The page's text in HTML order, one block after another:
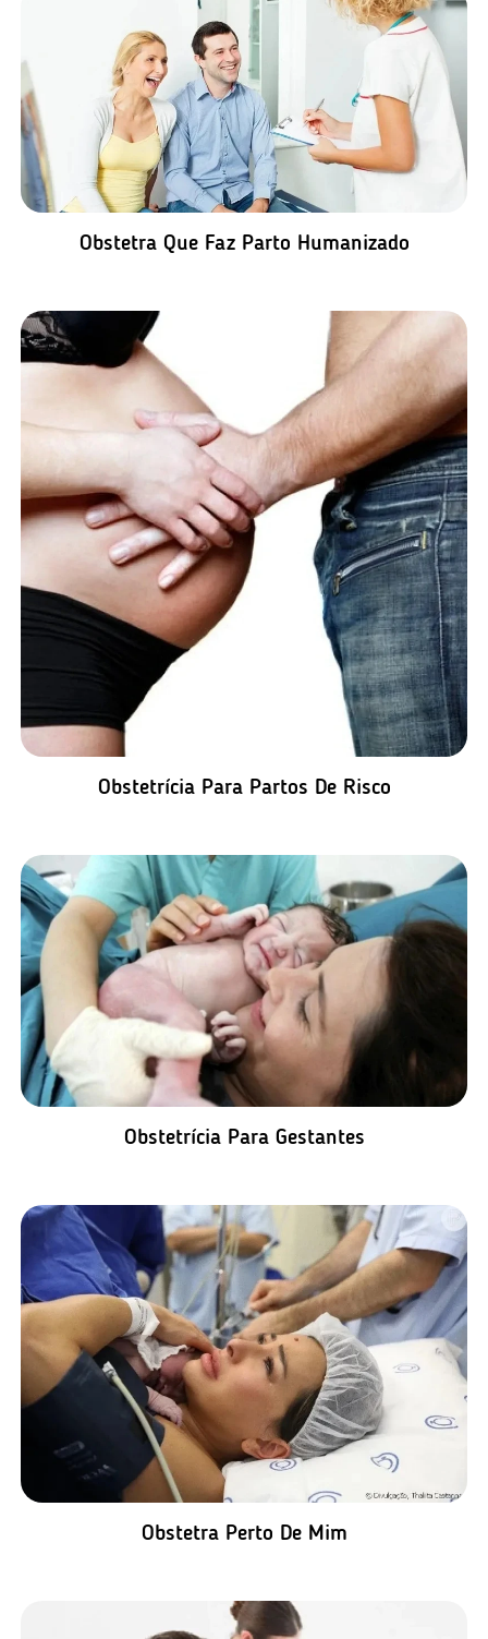
Obstetra Que Faz Parto Humanizado
Obstetrícia Para Partos De Risco
Obstetrícia Para Gestantes
Obstetra Perto De Mim